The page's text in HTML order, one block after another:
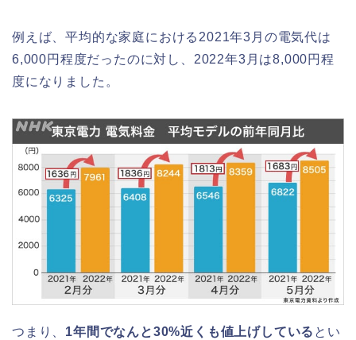
例えば、平均的な家庭における2021年3月の電気代は
6,000円程度だったのに対し、2022年3月は8,000円程
度になりました。
つまり、 1年間でなんと30%近くも値上げしている とい